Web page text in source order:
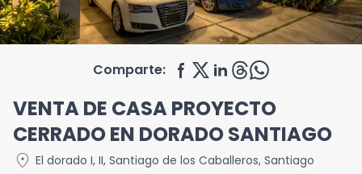
Comparte:
VENTA DE CASA PROYECTO
CERRADO EN DORADO SANTIAGO
location_on El dorado I, II, Santiago de los Caballeros, Santiago